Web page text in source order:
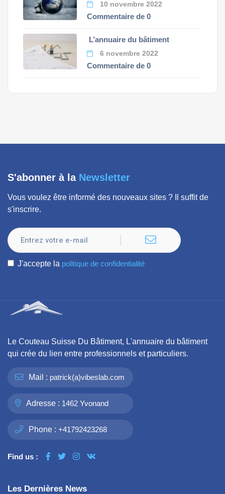
10 novembre 2022
Commentaire de 0
L’annuaire du bâtiment
6 novembre 2022
Commentaire de 0
S'abonner à la Newsletter
Vous voulez être informé des nouveaux sites ? Il suffit de
s'inscrire.
J'accepte la politique de confidentialité
Le Couteau Suisse Du Bâtiment, L'annuaire du bâtiment
qui crée du lien entre professionnels et particuliers.
Mail : patrick(a)vibeslab.com
Adresse : 1462 Yvonand
Phone : +41792423268
Find us :
Les Dernières News